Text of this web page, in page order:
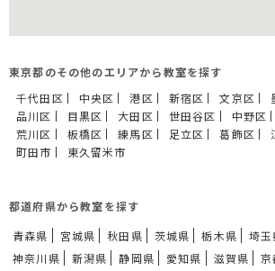
東京都のその他のエリアから教室を探す
千代田区
中央区 港区 新宿区 文京区
品川区
目黒区 大田区 世田谷区 中野区
荒川区
板橋区 練馬区 足立区 葛飾区
町田市
東久留米市
都道府県から教室を探す
青森県
宮城県 秋田県 茨城県 栃木県 埼玉
神奈川県
新潟県 静岡県 愛知県 滋賀県 京